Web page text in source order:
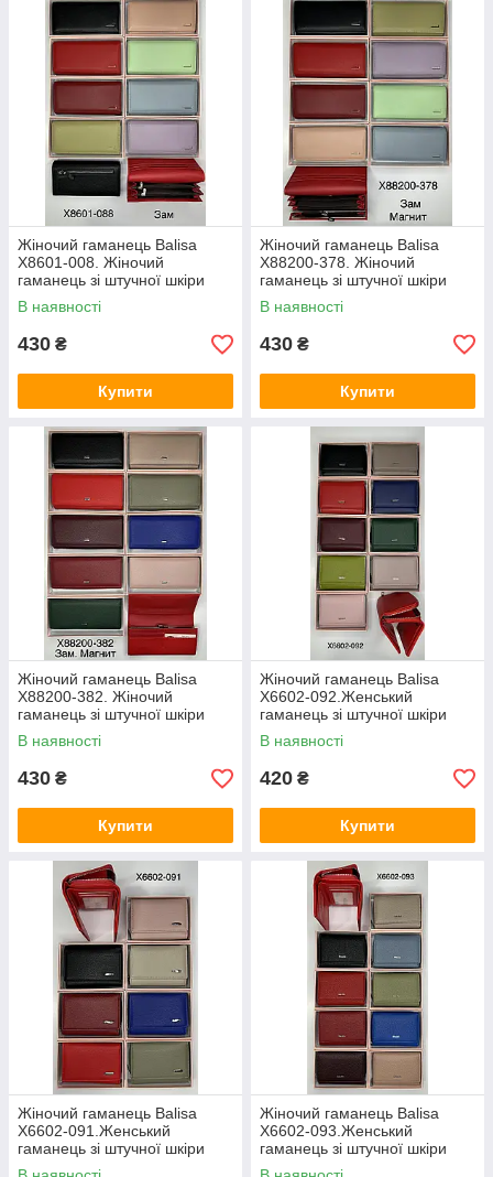
Жіночий гаманець Balisa
X8601-008. Жіночий
гаманець зі штучної шкіри
закривається на магніт
купити гуртом
В наявності
430 ₴
Купити
Жіночий гаманець Balisa
X88200-378. Жіночий
гаманець зі штучної шкіри
закривається на магніт
купити гуртом
В наявності
430 ₴
Купити
Жіночий гаманець Balisa
X88200-382. Жіночий
гаманець зі штучної шкіри
закривається на магніт
купити гуртом
В наявності
430 ₴
Купити
Жіночий гаманець Balisa
X6602-092.Женський
гаманець зі штучної шкіри
закривається на магніт
купити гуртом
В наявності
420 ₴
Купити
Жіночий гаманець Balisa
X6602-091.Женський
гаманець зі штучної шкіри
закривається на магніт
Жіночий гаманець Balisa
X6602-093.Женський
гаманець зі штучної шкіри
закривається на магніт